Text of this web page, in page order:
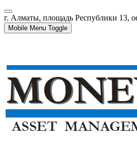
г. Алматы, площадь Республики 13,
Mobile Menu Toggle